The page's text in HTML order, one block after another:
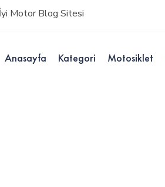
Motor Blog Sitesi
Anasayfa Kategori Motosiklet